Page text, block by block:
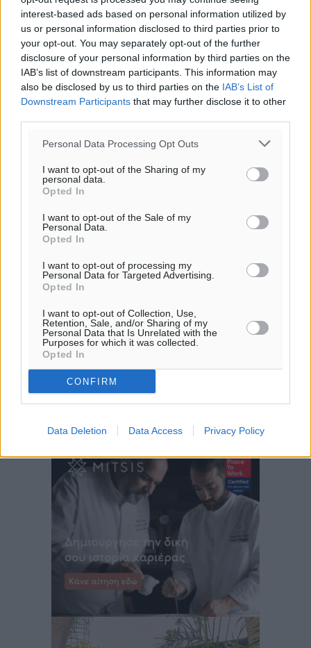
interest-based ads based on personal information utilized by
us or personal information disclosed to third parties prior to
your opt-out. You may separately opt-out of the further
disclosure of your personal information by third parties on the
IAB’s list of downstream participants. This information may
also be disclosed by us to third parties on the IAB’s List of
Downstream Participants that may further disclose it to other
Personal Data Processing Opt Outs
I want to opt-out of the Sharing of my
personal data.
Opted In
I want to opt-out of the Sale of my
Personal Data.
Opted In
I want to opt-out of processing my
Personal Data for Targeted Advertising.
Opted In
I want to opt-out of Collection, Use,
Retention, Sale, and/or Sharing of my
Personal Data that Is Unrelated with the
Purposes for which it was collected.
Opted In
CONFIRM
Data Deletion Data Access Privacy Policy
Για την μερική αναπαραγωγή της είδησης από άλλες
ιστοσελίδες είναι απαραίτητη η χρήση του παρακάτω
παρεχόμενου συνδέσμου παραπομπής προς το άρθρο
της Δημοκρατικής.
o καιρός τώρα:
αίθριος καιρός
km/h
ΔΕ